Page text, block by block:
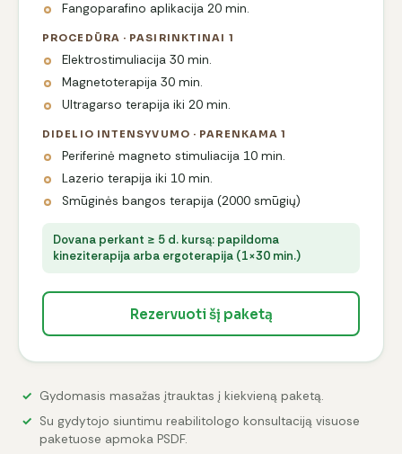
Fangoparafino aplikacija 20 min.
PROCEDŪRA · PASIRINKTINAI 1
Elektrostimuliacija 30 min.
Magnetoterapija 30 min.
Ultragarso terapija iki 20 min.
DIDELIO INTENSYVUMO · PARENKAMA 1
Periferinė magneto stimuliacija 10 min.
Lazerio terapija iki 10 min.
Smūginės bangos terapija (2000 smūgių)
Dovana perkant ≥ 5 d. kursą: papildoma
kineziterapija arba ergoterapija (1×30 min.)
Rezervuoti šį paketą
Gydomasis masažas įtrauktas į kiekvieną paketą.
Su gydytojo siuntimu reabilitologo konsultaciją visuose
paketuose apmoka PSDF.